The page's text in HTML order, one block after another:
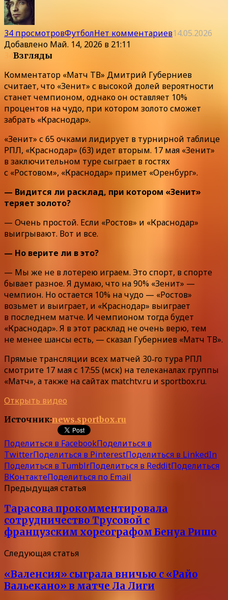
34 просмотровФутболНет комментариев14.05.2026
Добавлено Май. 14, 2026 в 21:11
34 Взгляды
Комментатор «Матч ТВ» Дмитрий Губерниев
считает, что «Зенит» с высокой долей вероятности
станет чемпионом, однако он оставляет 10%
процентов на чудо, при котором золото сможет
забрать «Краснодар».
«Зенит» с 65 очками лидирует в турнирной таблице
РПЛ, «Краснодар» (63) идет вторым. 17 мая «Зенит»
в заключительном туре сыграет в гостях
с «Ростовом», «Краснодар» примет «Оренбург».
— Видится ли расклад, при котором «Зенит»
теряет золото?
— Очень простой. Если «Ростов» и «Краснодар»
выигрывают. Вот и все.
— Но верите ли в это?
— Мы же не в лотерею играем. Это спорт, в спорте
бывает разное. Я думаю, что на 90% «Зенит» —
чемпион. Но остается 10% на чудо — «Ростов»
возьмет и выиграет, и «Краснодар» выиграет
в последнем матче. И чемпионом тогда будет
«Краснодар». Я в этот расклад не очень верю, тем
не менее шансы есть, — сказал Губерниев «Матч ТВ».
Прямые трансляции всех матчей 30‑го тура РПЛ
смотрите 17 мая с 17:55 (мск) на телеканалах группы
«Матч», а также на сайтах matchtv.ru и sportbox.ru.
Открыть видео
Источник:news.sportbox.ru
Поделиться в FacebookПоделиться в
TwitterПоделиться в PinterestПоделиться в LinkedIn
Поделиться в TumblrПоделиться в RedditПоделиться
ВКонтактеПоделиться по Email
Предыдущая статья
Тарасова прокомментировала
сотрудничество Трусовой с
французским хореографом Бенуа Ришо
Следующая статья
«Валенсия» сыграла вничью с «Райо
Вальекано» в матче Ла Лиги